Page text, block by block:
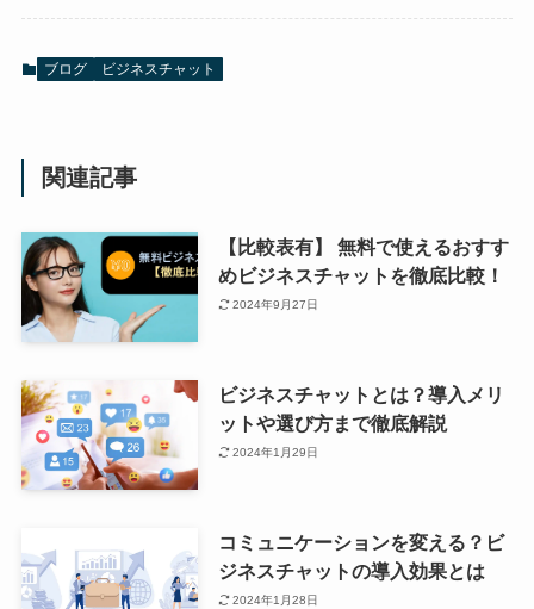
ブログ ビジネスチャット
関連記事
【比較表有】 無料で使えるおすす
めビジネスチャットを徹底比較！
2024年9月27日
ビジネスチャットとは？導入メリ
ットや選び方まで徹底解説
2024年1月29日
コミュニケーションを変える？ビ
ジネスチャットの導入効果とは
2024年1月28日